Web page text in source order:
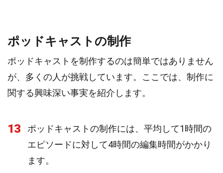
ポッドキャストの制作
ポッドキャストを制作するのは簡単ではありません
が、多くの人が挑戦しています。ここでは、制作に
関する興味深い事実を紹介します。
13
ポッドキャストの制作には、平均して1時間の
エピソードに対して4時間の編集時間がかかり
ます。